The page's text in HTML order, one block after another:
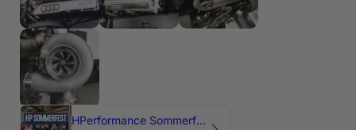
HPerformance Sommerfest 2026